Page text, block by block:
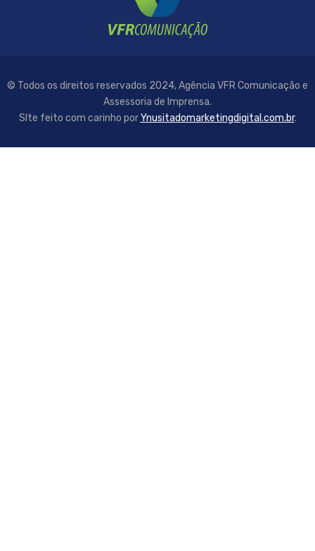
© Todos os direitos reservados 2024, Agência VFR Comunicação e
Assessoria de Imprensa.
SIte feito com carinho porYnusitadomarketingdigital.com.br.